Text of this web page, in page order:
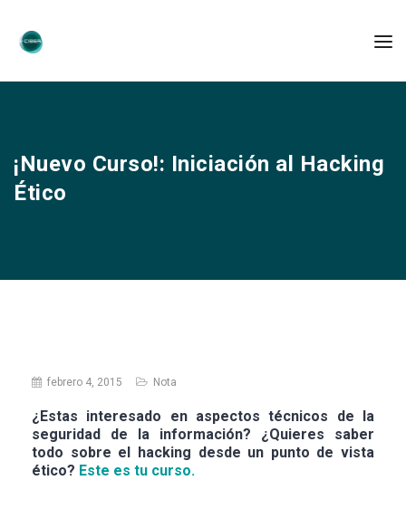
¡Nuevo Curso!: Iniciación al Hacking
Ético
febrero 4, 2015 Nota
¿Estas interesado en aspectos técnicos de la
seguridad de la información? ¿Quieres saber
todo sobre el hacking desde un punto de vista
ético? Este es tu curso.